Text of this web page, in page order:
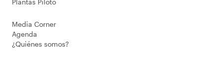
Plantas Piloto
Media Corner
Agenda
¿Quiénes somos?